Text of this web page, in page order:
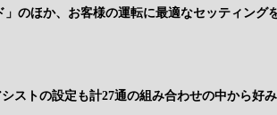
のほか、お客様の運転に最適なセッティング
ストの設定も計27通の組み合わせの中から好